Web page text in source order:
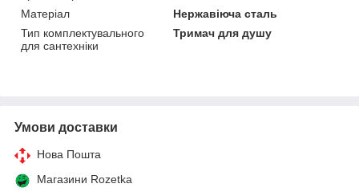
Матеріал
Нержавіюча сталь
Тип комплектувального
для сантехніки
Тримач для душу
Умови доставки
Нова Пошта
Магазини Rozetka